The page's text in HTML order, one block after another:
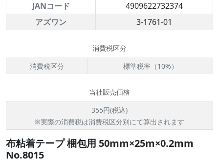
JANコード
4909622732374
アズワン
3-1761-01
消費税区分
消費税区分
標準税率（10%）
当社販売価格
355円(税込)
※実際の消費税は消費税区分別にて算出されます
布粘着テープ 梱包用 50mm×25m×0.2mm
No.8015